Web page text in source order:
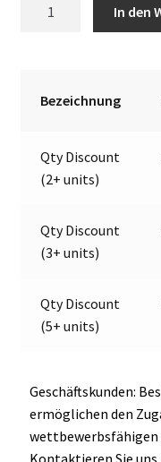
In den
Bezeichnung
Qty Discount
(2+ units)
Qty Discount
(3+ units)
Qty Discount
(5+ units)
Geschäftskunden:
ermöglichen den
wettbewerbsfähigen